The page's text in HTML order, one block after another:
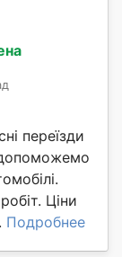
переїзди
Ціни
Подробнее